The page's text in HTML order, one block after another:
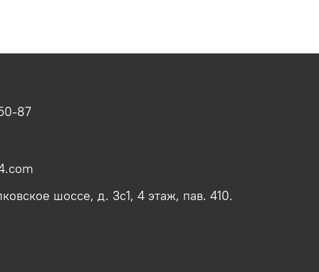
87
шоссе, д. 3с1, 4 этаж, пав. 410.